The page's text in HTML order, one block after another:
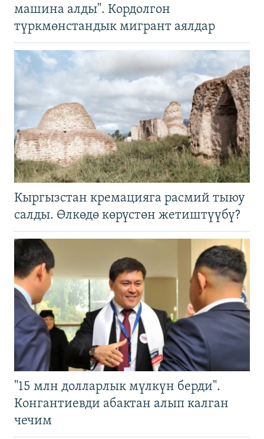
машина алды". Кордолгон
түркмөнстандык мигрант аялдар
Кыргызстан кремацияга расмий тыюу
салды. Өлкөдө көрүстөн жетиштүүбү?
"15 млн долларлык мүлкүн берди".
Конгантиевди абактан алып калган
чечим